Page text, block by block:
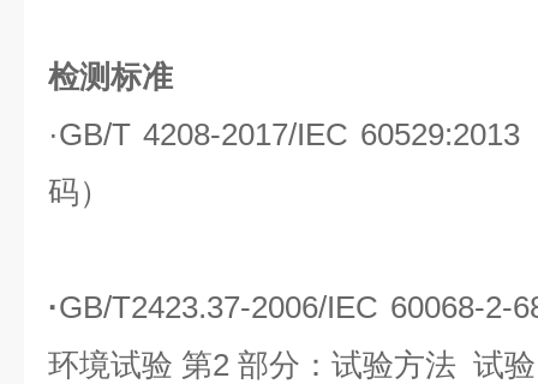
检测标准
·GB/T 4208-2017/IEC
码）
·GB/T2423.37-2006/IEC 60068-
环境试验 第2 部分：试验方法 试